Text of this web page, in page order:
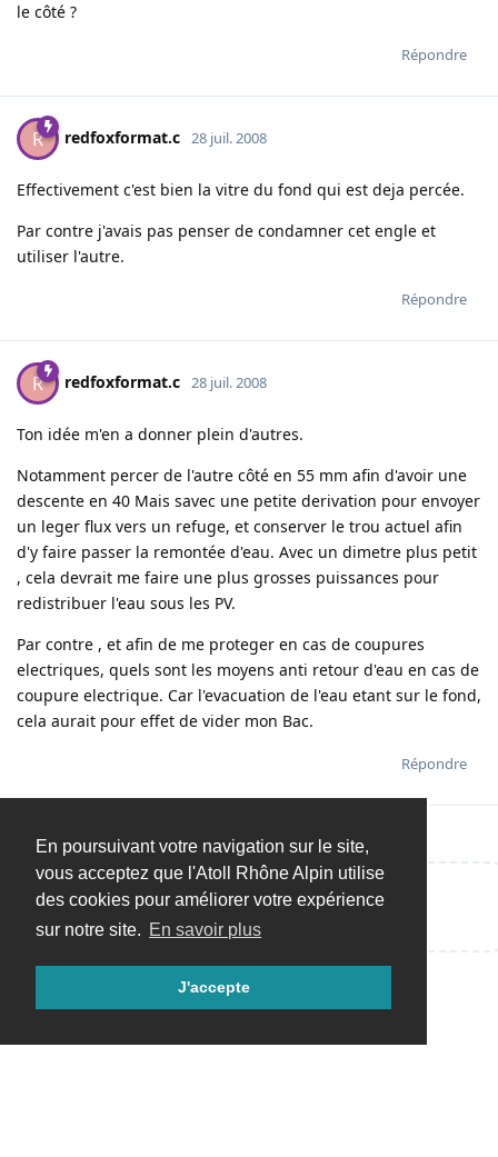
En poursuivant votre navigation sur le site,
vous acceptez que l'Atoll Rhône Alpin utilise
des cookies pour améliorer votre expérience
sur notre site. En savoir plus
J'accepte
le côté ?
Répondre
R redfoxformat.c 28 juil. 2008
Effectivement c'est bien la vitre du fond qui est deja percée.
Par contre j'avais pas penser de condamner cet engle et
utiliser l'autre.
Répondre
R redfoxformat.c 28 juil. 2008
Ton idée m'en a donner plein d'autres.
Notamment percer de l'autre côté en 55 mm afin d'avoir une
descente en 40 Mais savec une petite derivation pour envoyer
un leger flux vers un refuge, et conserver le trou actuel afin
d'y faire passer la remontée d'eau. Avec un dimetre plus petit
, cela devrait me faire une plus grosses puissances pour
redistribuer l'eau sous les PV.
Par contre , et afin de me proteger en cas de coupures
electriques, quels sont les moyens anti retour d'eau en cas de
coupure electrique. Car l'evacuation de l'eau etant sur le fond,
cela aurait pour effet de vider mon Bac.
Répondre
Répondre…